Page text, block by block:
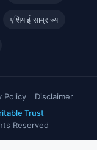
एशियाई साम्राज्य
Policy
Disclaimer
Trust
Reserved